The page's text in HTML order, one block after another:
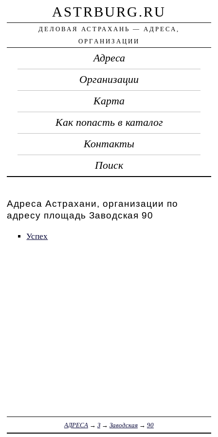
ASTRBURG.RU
ДЕЛОВАЯ АСТРАХАНЬ — АДРЕСА,
ОРГАНИЗАЦИИ
Адреса
Организации
Карта
Как попасть в каталог
Контакты
Поиск
Адреса Астрахани, организации по
адресу площадь Заводская 90
Успех
АДРЕСА → З → Заводская → 90